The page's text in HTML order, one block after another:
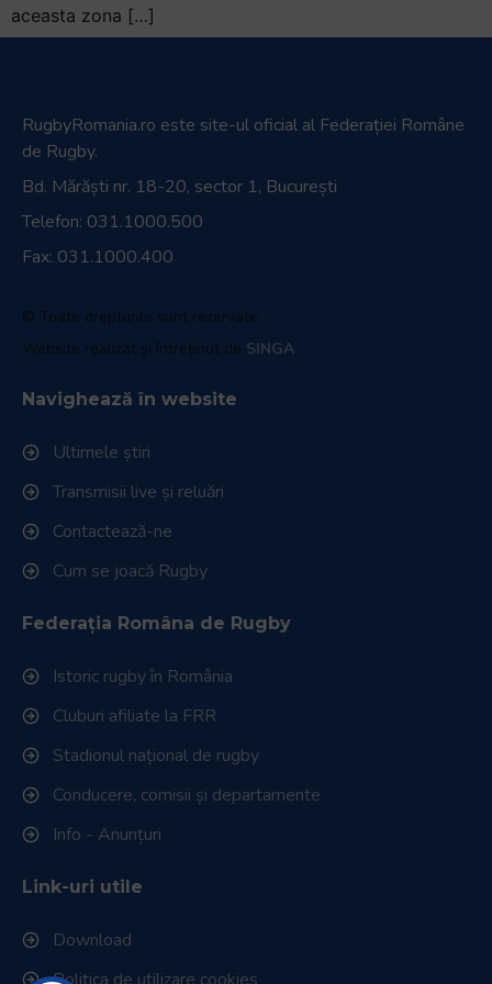
aceasta zona […]
RugbyRomania.ro este site-ul oficial al Federației Române
de Rugby.
Bd. Mărăști nr. 18-20, sector 1, București
Telefon: 031.1000.500
Fax: 031.1000.400
© Toate drepturile sunt rezervate.
Website realizat și întreținut de SINGA
Navighează în website
Ultimele știri
Transmisii live și reluări
Contactează-ne
Cum se joacă Rugby
Federația Româna de Rugby
Istoric rugby în România
Cluburi afiliate la FRR
Stadionul național de rugby
Conducere, comisii și departamente
Info - Anunțuri
Link-uri utile
Download